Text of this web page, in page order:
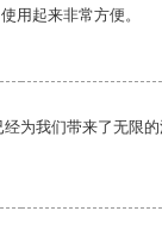
用起来非常方便。
为我们带来了无限